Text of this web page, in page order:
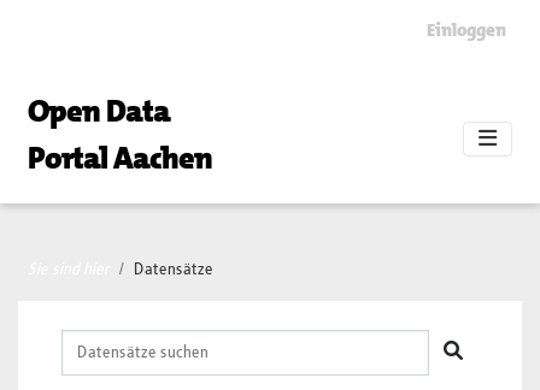
Einloggen
Open Data
Portal Aachen
Datensätze